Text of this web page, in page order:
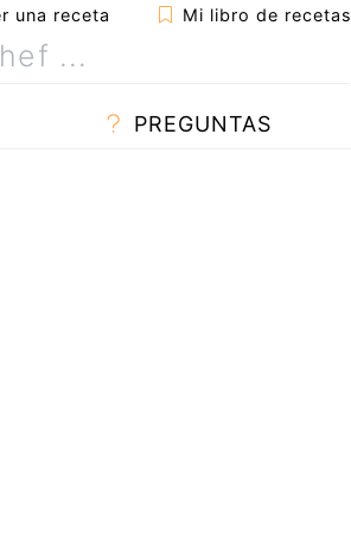
una receta Mi libro de recetas
PREGUNTAS